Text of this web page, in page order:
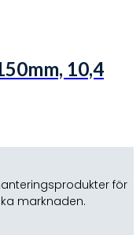
10,4
för
marknaden.